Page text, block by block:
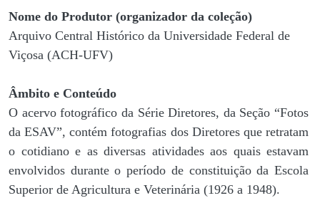
Nome do Produtor (organizador da coleção)
Arquivo Central Histórico da Universidade Federal de
Viçosa (ACH-UFV)
Âmbito e Conteúdo
O acervo fotográfico da Série Diretores, da Seção “Fotos
da ESAV”, contém fotografias dos Diretores que retratam
o cotidiano e as diversas atividades aos quais estavam
envolvidos durante o período de constituição da Escola
Superior de Agricultura e Veterinária (1926 a 1948).